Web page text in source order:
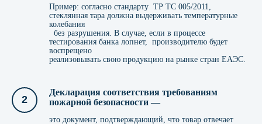
Пример: согласно стандарту ТР ТС 005/2011,
стеклянная тара должна выдерживать температурные
колебания
без разрушения. В случае, если в процессе
тестирования банка лопнет, производителю будет
воспрещено
реализовывать свою продукцию на рынке стран ЕАЭС.
Декларация соответствия требованиям
пожарной безопасности —
это документ, подтверждающий, что товар отвечает